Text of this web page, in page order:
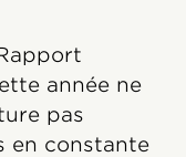
année ne
pas
en constante